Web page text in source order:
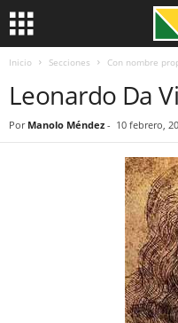
Inicio Secciones Con nombre
Leonardo Da
Por Manolo Méndez - 10 febrero,